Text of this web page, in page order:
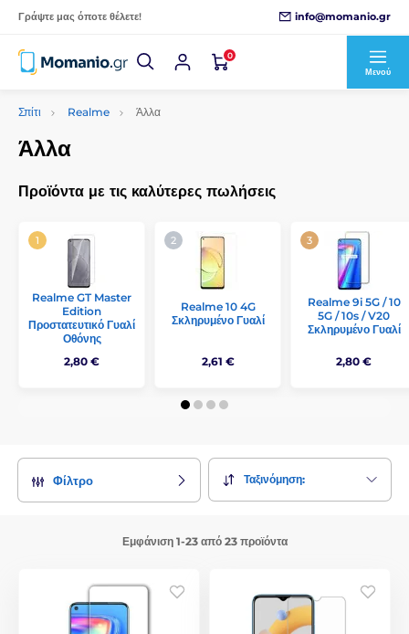
Γράψτε μας όποτε θέλετε! info@momanio.gr
0
Μενού
Σπίτι Realme Άλλα
Άλλα
Προϊόντα με τις καλύτερες πωλήσεις
Realme GT Master
Edition
Προστατευτικό Γυαλί
Οθόνης
2,80 €
Realme 10 4G
Σκληρυμένο Γυαλί
2,61 €
Realme 9i 5G / 10
5G / 10s / V20
Σκληρυμένο Γυαλί
2,80 €
Φίλτρο Ταξινόμηση:
Εμφάνιση 1-23 από 23 προϊόντα